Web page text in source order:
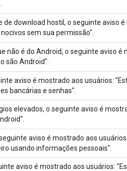
download hostil, o seguinte aviso
sem sua permissão".
não é do Android, o seguinte aviso é
são Android".
aviso é mostrado aos usuários:
bancárias e senhas".
elevados, o seguinte aviso é
aviso é mostrado aos
usando informações pessoais".
aviso é mostrado aos usuários: